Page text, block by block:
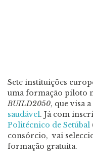
Sete instituições
uma formação piloto
BUILD2050, que visa a
saudável. Já com
Politécnico de Setúbal
consórcio, vai
formação gratuita.